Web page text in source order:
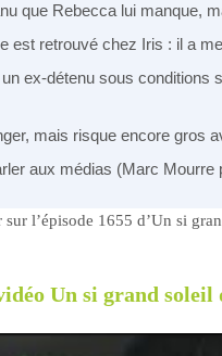
que Rebecca lui manque,
est retrouvé chez Iris : il a
ex-détenu sous conditions
mais risque encore gros
aux médias (Marc Mourre
sur l’épisode 1655 d’Un si
Un si grand soleil